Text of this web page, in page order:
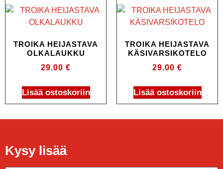
TROIKA HEIJASTAVA
OLKALAUKKU
29.00 €
Lisää ostoskoriin
TROIKA HEIJASTAVA
KÄSIVARSIKOTELO
29.00 €
Lisää ostoskoriin
Kysy lisää